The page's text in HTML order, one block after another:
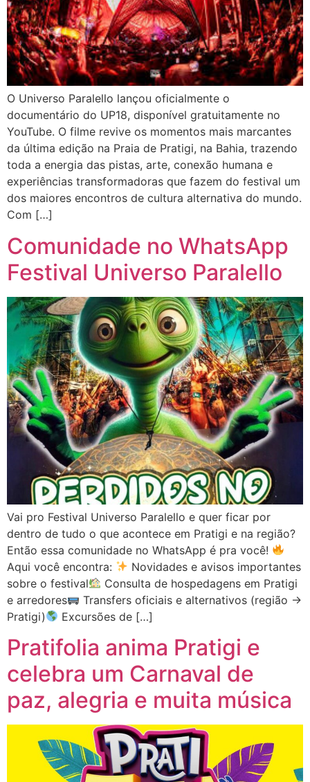
O Universo Paralello lançou oficialmente o
documentário do UP18, disponível gratuitamente no
YouTube. O filme revive os momentos mais marcantes
da última edição na Praia de Pratigi, na Bahia, trazendo
toda a energia das pistas, arte, conexão humana e
experiências transformadoras que fazem do festival um
dos maiores encontros de cultura alternativa do mundo.
Com […]
Comunidade no WhatsApp
Festival Universo Paralello
Vai pro Festival Universo Paralello e quer ficar por
dentro de tudo o que acontece em Pratigi e na região?
Então essa comunidade no WhatsApp é pra você!
Aqui você encontra:
Novidades e avisos importantes
sobre o festival
Consulta de hospedagens em Pratigi
e arredores
Transfers oficiais e alternativos (região →
Pratigi)
Excursões de […]
Pratifolia anima Pratigi e
celebra um Carnaval de
paz, alegria e muita música